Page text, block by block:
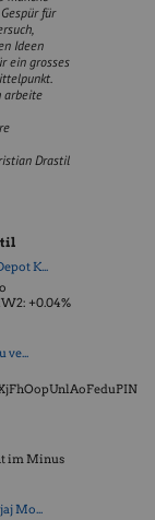
für
Ideen
ein grosses
arbeite
Drastil
K...
+0.04%
ve...
im Minus
Mo...